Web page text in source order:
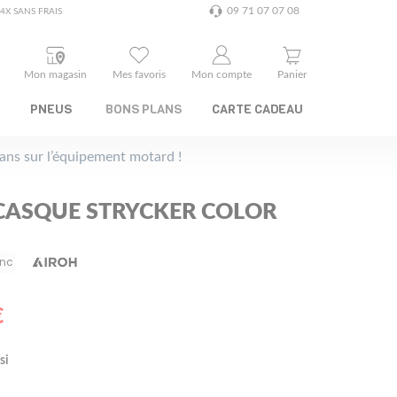
SANS FRAIS 09 71 07 07 08
Mon magasin Mes favoris Mon compte Panier
PNEUS BONS PLANS CARTE CADEAU
sur l’équipement motard !
STRYCKER COLOR